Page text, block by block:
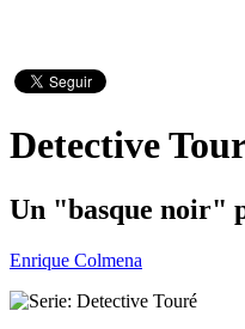
Detective
Un "basque noir"
Enrique Colmena